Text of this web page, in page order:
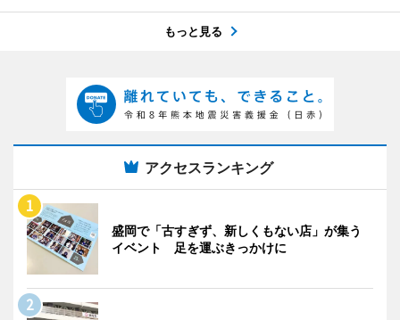
もっと見る
アクセスランキング
盛岡で「古すぎず、新しくもない店」が集う
イベント 足を運ぶきっかけに